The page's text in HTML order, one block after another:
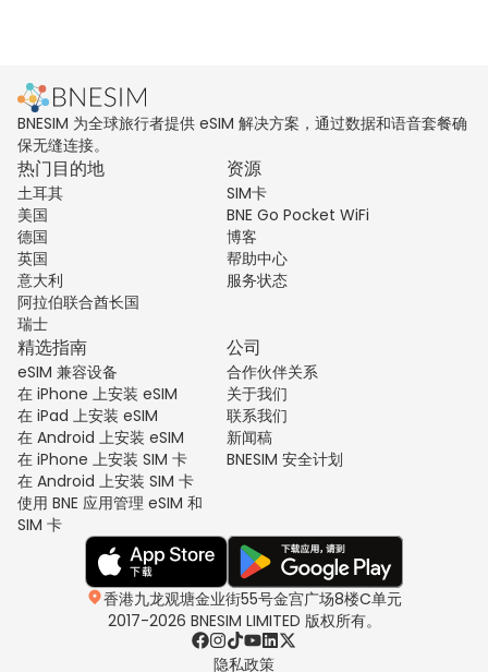
BNESIM 为全球旅行者提供 eSIM 解决方案，通过数据和语音套餐确
保无缝连接。
热门目的地
土耳其
美国
德国
英国
意大利
阿拉伯联合酋长国
瑞士
资源
SIM卡
BNE Go Pocket WiFi
博客
帮助中心
服务状态
精选指南
eSIM 兼容设备
在 iPhone 上安装 eSIM
在 iPad 上安装 eSIM
在 Android 上安装 eSIM
在 iPhone 上安装 SIM 卡
在 Android 上安装 SIM 卡
使用 BNE 应用管理 eSIM 和
SIM 卡
公司
合作伙伴关系
关于我们
联系我们
新闻稿
BNESIM 安全计划
香港九龙观塘金业街55号金宫广场8楼C单元
2017-2026 BNESIM LIMITED 版权所有。
隐私政策